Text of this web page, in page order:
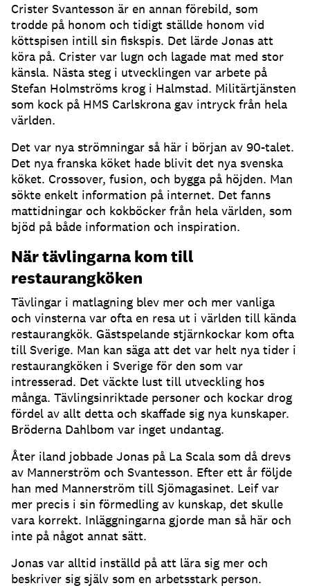
Crister Svantesson är en annan förebild, som
trodde på honom och tidigt ställde honom vid
köttspisen intill sin fiskspis. Det lärde Jonas att
köra på. Crister var lugn och lagade mat med stor
känsla. Nästa steg i utvecklingen var arbete på
Stefan Holmströms krog i Halmstad. Militärtjänsten
som kock på HMS Carlskrona gav intryck från hela
världen.
Det var nya strömningar så här i början av 90-talet.
Det nya franska köket hade blivit det nya svenska
köket. Crossover, fusion, och bygga på höjden. Man
sökte enkelt information på internet. Det fanns
mattidningar och kokböcker från hela världen, som
bjöd på både information och inspiration.
När tävlingarna kom till
restaurangköken
Tävlingar i matlagning blev mer och mer vanliga
och vinsterna var ofta en resa ut i världen till kända
restaurangkök. Gästspelande stjärnkockar kom ofta
till Sverige. Man kan säga att det var helt nya tider i
restaurangköken i Sverige för den som var
intresserad. Det väckte lust till utveckling hos
många. Tävlingsinriktade personer och kockar drog
fördel av allt detta och skaffade sig nya kunskaper.
Bröderna Dahlbom var inget undantag.
Åter iland jobbade Jonas på La Scala som då drevs
av Mannerström och Svantesson. Efter ett år följde
han med Mannerström till Sjömagasinet. Leif var
mer precis i sin förmedling av kunskap, det skulle
vara korrekt. Inläggningarna gjorde man så här och
inte på något annat sätt.
Jonas var alltid inställd på att lära sig mer och
beskriver sig själv som en arbetsstark person.